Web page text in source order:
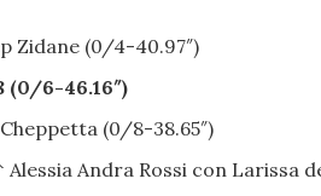
Zidane (0/4-40.97″)
(0/6-46.16″)
(0/8-38.65″)
Andra Rossi con Larissa